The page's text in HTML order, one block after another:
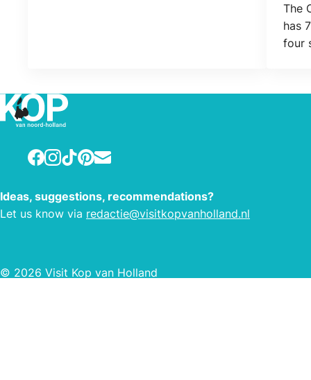
The
has
four
also
Facebook
Instagram
TikTokPinterest
E-mail
Ideas, suggestions, recommendations?
Let us know via redactie@visitkopvanholland.nl
© 2026 Visit Kop van Holland